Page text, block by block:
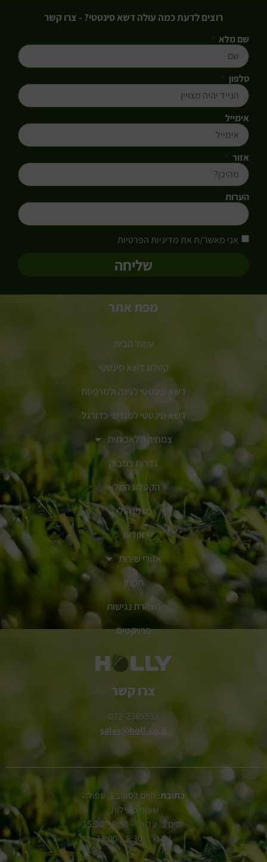
רוצים לדעת כמה עולה דשא סינטטי? - צרו קשר
שם מלא
טלפון
אימייל
אזור
הערות
אני מאשר/ת את מדיניות הפרטיות
שליחה
מפת אתר
עמוד הבית
קטלוג דשא סינטטי
דשא סינטטי לגינה ולמרפסת
דשא סינטטי למגרשי כדורגל
צמחיה מלאכותית
גדרות במבוק
הקטלוג המלא
מגזין הולי
אודות
אזורי שירות
תקנון
הצהרת נגישות
פרויקטים
צרו קשר
072-2365538
sales@holl.co.il
כתובת: חיים לסקוב 1, עפולה
שעות פעילות:
ימים ב' עד ה' – 8:30 – 15:30
יום ש' – 8:30 – 13:00